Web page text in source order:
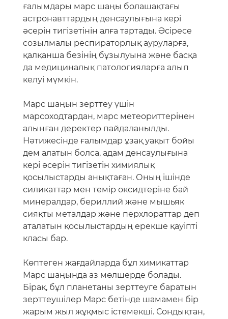
ғалымдары марс шаңы болашақтағы
астронавттардың денсаулығына кері
әсерін тигізетінін алға тартады. Әсіресе
созылмалы респираторлық ауруларға,
қалқанша безінің бұзылуына және басқа
да медициналық патологияларға алып
келуі мүмкін.
Марс шаңын зерттеу үшін
марсоходтардан, марс метеориттерінен
алынған деректер пайдаланылды.
Нәтижесінде ғалымдар ұзақ уақыт бойы
дем алатын болса, адам денсаулығына
кері әсерін тигізетін химиялық
қосылыстарды анықтаған. Оның ішінде
силикаттар мен темір оксидтеріне бай
минералдар, бериллий және мышьяк
сияқты металдар және перхлораттар деп
аталатын қосылыстардың ерекше қауіпті
класы бар.
Көптеген жағдайларда бұл химикаттар
Марс шаңында аз мөлшерде болады.
Бірақ, бұл планетаны зерттеуге баратын
зерттеушілер Марс бетінде шамамен бір
жарым жыл жұқмыс істемекші. Сондықтан,